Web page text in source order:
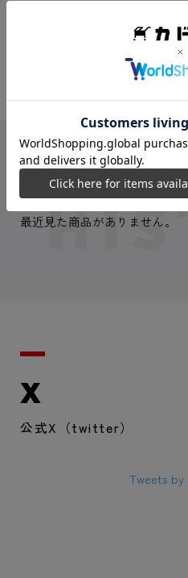
最近見た商品
最近見た商品がありません。
X
公式X（twitter）
Tweets by